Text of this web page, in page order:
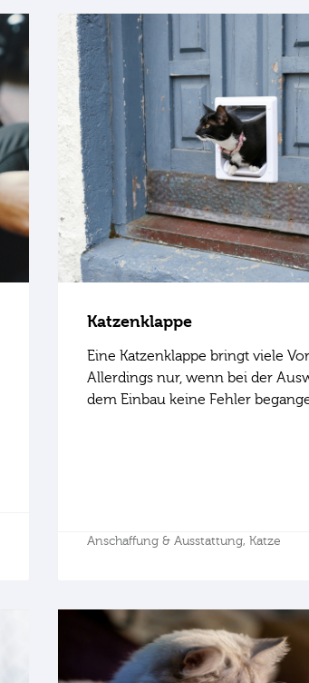
Katzenklappe
Eine Katzenklappe bringt viele
Allerdings nur, wenn bei der
dem Einbau keine Fehler
Anschaffung & Ausstattung, Katze